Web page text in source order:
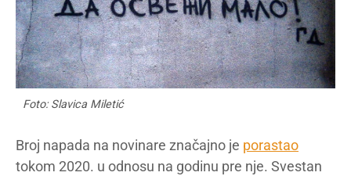
Foto: Slavica Miletić
Broj napada na novinare značajno je porastao
tokom 2020. u odnosu na godinu pre nje. Svestan